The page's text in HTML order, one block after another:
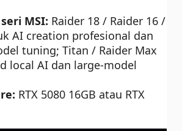
MSI: Raider 18 / Raider 16 /
AI creation profesional dan
tuning; Titan / Raider Max
local AI dan large-model
RTX 5080 16GB atau RTX